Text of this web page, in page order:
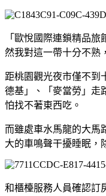
「歐悅國際連鎖精品
然我對這一帶十分不熟
距桃園觀光夜市僅不到
德基」、「麥當勞」走
怕找不著東西吃。
而雖處車水馬龍的大馬
大的車鳴聲干擾睡眠，
和櫃檯服務人員確認訂